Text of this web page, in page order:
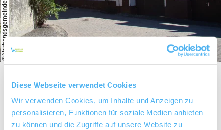
Diese Webseite verwendet Cookies
Wir verwenden Cookies, um Inhalte und Anzeigen zu
personalisieren, Funktionen für soziale Medien anbieten
zu können und die Zugriffe auf unsere Website zu
Entdecken Sie diese
Sehenswürdigkeiten in